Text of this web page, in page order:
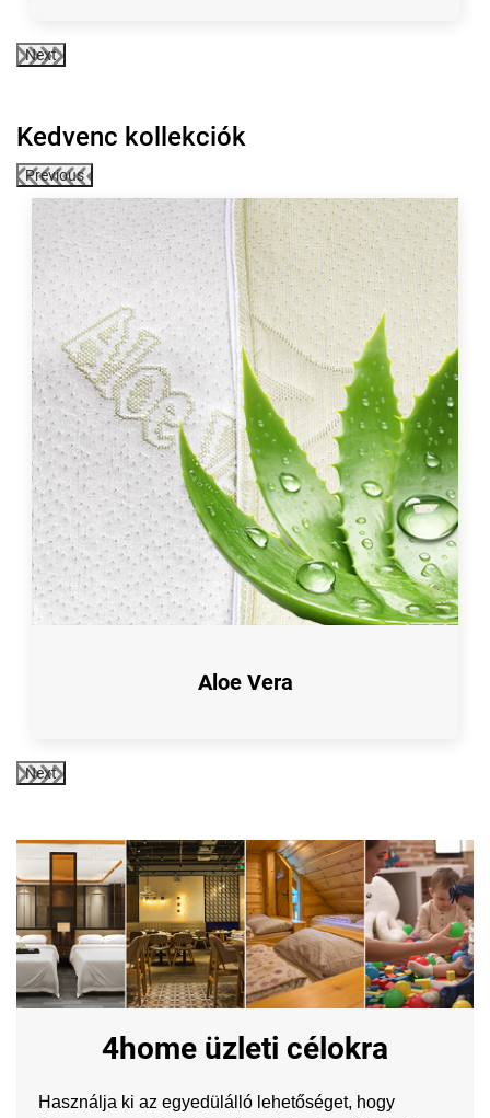
Next
Kedvenc kollekciók
Previous
Aloe Vera
Next
4home üzleti célokra
Használja ki az egyedülálló lehetőséget, hogy